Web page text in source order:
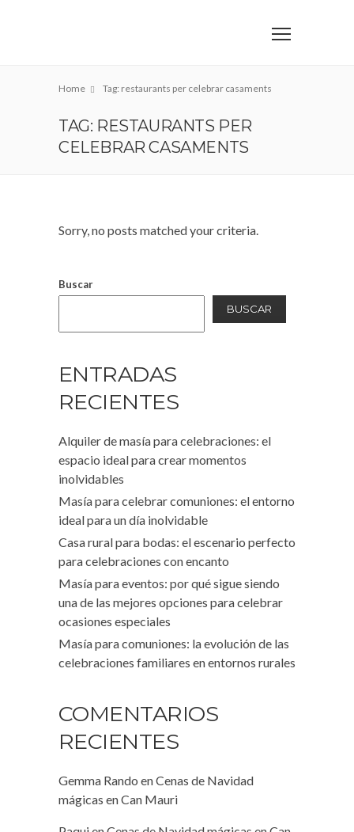
Home Tag: restaurants per celebrar casaments
TAG: RESTAURANTS PER
CELEBRAR CASAMENTS
Sorry, no posts matched your criteria.
Buscar
BUSCAR
ENTRADAS
RECIENTES
Alquiler de masía para celebraciones: el
espacio ideal para crear momentos
inolvidables
Masía para celebrar comuniones: el entorno
ideal para un día inolvidable
Casa rural para bodas: el escenario perfecto
para celebraciones con encanto
Masía para eventos: por qué sigue siendo
una de las mejores opciones para celebrar
ocasiones especiales
Masía para comuniones: la evolución de las
celebraciones familiares en entornos rurales
COMENTARIOS
RECIENTES
Gemma Rando enCenas de Navidad
mágicas en Can Mauri